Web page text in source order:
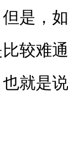
是，
较难
就是